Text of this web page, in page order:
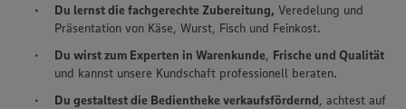
Du lernst die fachgerechte Zubereitung, Veredelung und
Präsentation von Käse, Wurst, Fisch und Feinkost.
Du wirst zum Experten in Warenkunde, Frische und Qualität
und kannst unsere Kundschaft professionell beraten.
Du gestaltest die Bedientheke verkaufsfördernd, achtest auf